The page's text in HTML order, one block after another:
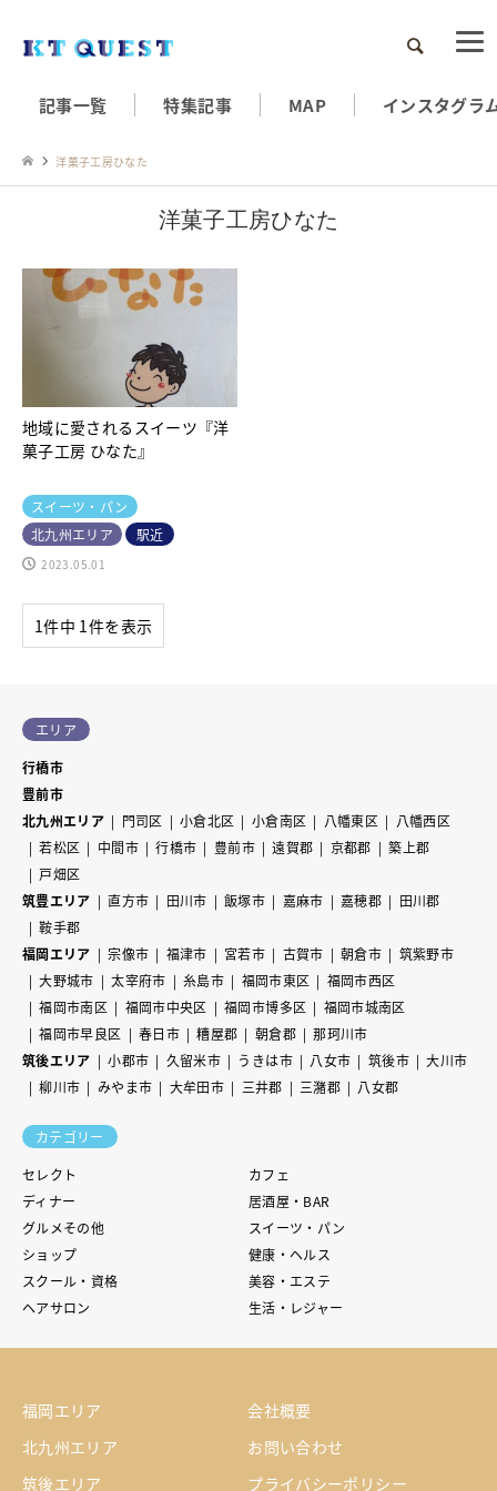
検索
記事一覧 特集記事 MAP インスタグラ
洋菓子工房ひなた
洋菓子工房ひなた
地域に愛されるスイーツ『洋
菓子工房 ひなた』
スイーツ・パン
北九州エリア
駅近
2023.05.01
1件中 1件を表示
エリア
行橋市
豊前市
北九州エリア
門司区 小倉北区 小倉南区 八幡東区
八幡西区
若松区
中間市 行橋市 豊前市 遠賀郡 京都郡
築上郡
戸畑区
筑豊エリア
直方市 田川市 飯塚市 嘉麻市 嘉穂郡
田川郡
鞍手郡
福岡エリア
宗像市 福津市 宮若市 古賀市 朝倉市
筑紫野市
大野城市
太宰府市 糸島市 福岡市東区
福岡市西区
福岡市南区
福岡市中央区 福岡市博多区
福岡市城南区
福岡市早良区
春日市 糟屋郡 朝倉郡
那珂川市
筑後エリア
小郡市 久留米市 うきは市 八女市 筑後市
大川市
柳川市
みやま市 大牟田市 三井郡 三潴郡 八女郡
カテゴリー
セレクト
カフェ
ディナー
居酒屋・BAR
グルメその他
スイーツ・パン
ショップ
健康・ヘルス
スクール・資格
美容・エステ
ヘアサロン
生活・レジャー
福岡エリア
北九州エリア
筑後エリア
会社概要
お問い合わせ
プライバシーポリシー